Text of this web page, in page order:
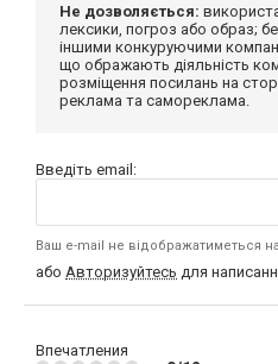
Не дозволяється:
лексики, погроз або образ;
іншими конкуруючими
що ображають діяльність
розміщення посилань на
реклама та самореклама.
Введіть email:
Ваш e-mail не відображатиметься на
або Авторизуйтесь для
Впечатления